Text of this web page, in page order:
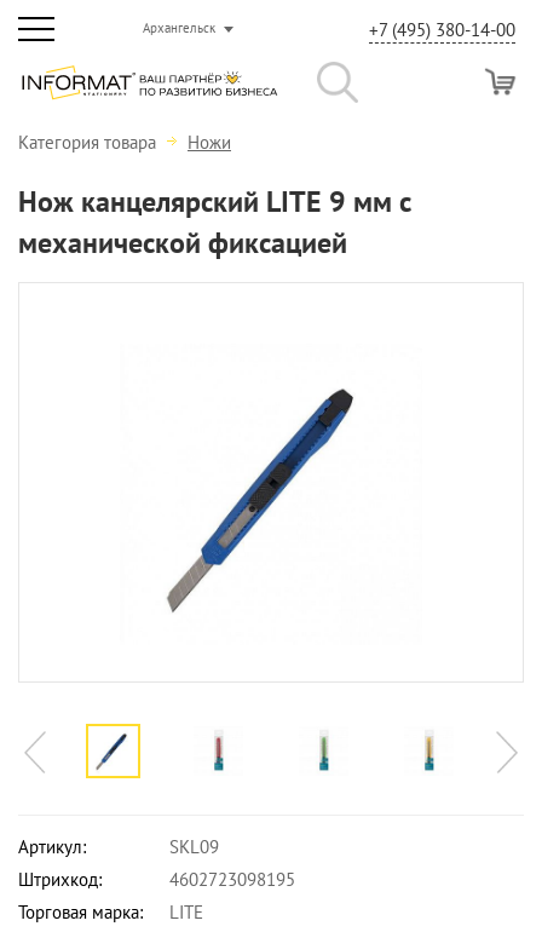
Архангельск +7 (495) 380-14-00
Категория товара Ножи
Нож канцелярский LITE 9 мм с
механической фиксацией
Артикул:
SKL09
Штрихкод:
4602723098195
Торговая марка:
LITE